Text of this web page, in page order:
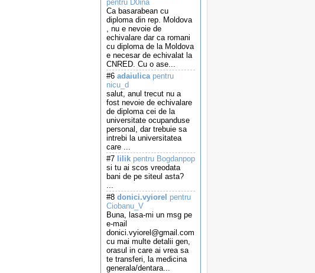
pentru D0ina
Ca basarabean cu
diploma din rep. Moldova
, nu e nevoie de
echivalare dar ca romani
cu diploma de la Moldova
e necesar de echivalat la
CNRED. Cu o ase...
#6 adaiulicapentru
nicu_d
salut, anul trecut nu a
fost nevoie de echivalare
de diploma cei de la
universitate ocupanduse
personal, dar trebuie sa
intrebi la universitatea
care ...
#7 lilik pentru Bogdanpop
si tu ai scos vreodata
bani de pe siteul asta?
...
#8 donici.vyiorel pentru
Ciobanu_V
Buna, lasa-mi un msg pe
e-mail
donici.vyiorel@gmail.com
cu mai multe detalii gen,
orasul in care ai vrea sa
te transferi, la medicina
generala/dentara...